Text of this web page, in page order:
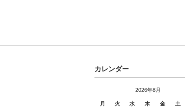
カレンダー
2026年8月
月 火 水 木 金 土